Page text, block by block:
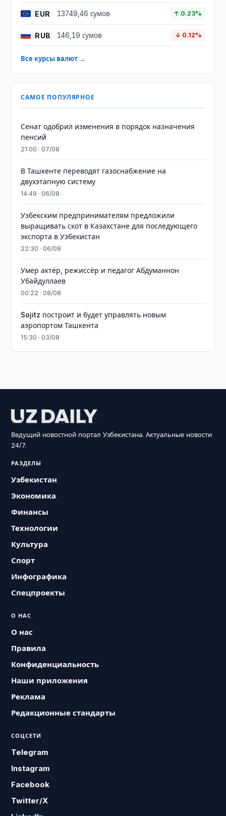
EUR 13749,46 сумов ↑ 0.23%
RUB 146,19 сумов ↓ 0.12%
Все курсы валют →
САМОЕ ПОПУЛЯРНОЕ
Сенат одобрил изменения в порядок назначения
пенсий
21:00 · 07/08
В Ташкенте переводят газоснабжение на
двухэтапную систему
14:49 · 06/08
Узбекским предпринимателям предложили
выращивать скот в Казахстане для последующего
экспорта в Узбекистан
22:30 · 06/08
Умер актёр, режиссёр и педагог Абдуманнон
Убайдуллаев
00:22 · 08/08
Sojitz построит и будет управлять новым
аэропортом Ташкента
15:30 · 03/08
Ведущий новостной портал Узбекистана. Актуальные новости
24/7.
РАЗДЕЛЫ
Узбекистан
Экономика
Финансы
Технологии
Культура
Спорт
Инфографика
Спецпроекты
О НАС
О нас
Правила
Конфиденциальность
Наши приложения
Реклама
Редакционные стандарты
СОЦСЕТИ
Telegram
Instagram
Facebook
Twitter/X